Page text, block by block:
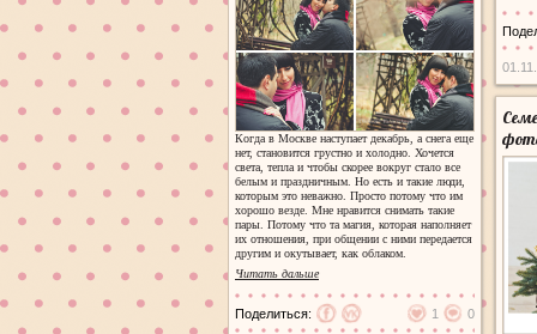
Когда в Москве наступает декабрь, а снега еще
нет, становится грустно и холодно. Хочется
света, тепла и чтобы скорее вокруг стало все
белым и праздничным. Но есть и такие люди,
которым это неважно. Просто потому что им
хорошо везде. Мне нравится снимать такие
пары. Потому что та магия, которая наполняет
их отношения, при общении с ними передается
другим и окутывает, как облаком.
Читать дальше
Поделиться: 1 0